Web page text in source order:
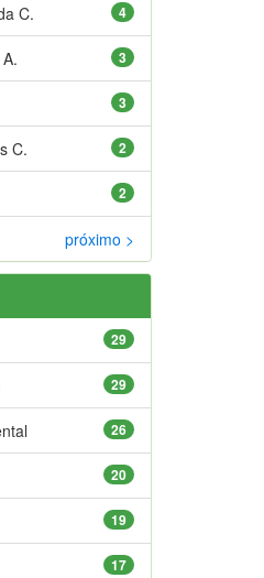
4
C.
3
3
2
C.
2
próximo >
29
29
26
20
19
17